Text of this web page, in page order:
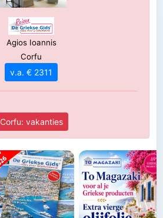
Agios Ioannis
Corfu
v.a. € 2311
Corfu: vakanties